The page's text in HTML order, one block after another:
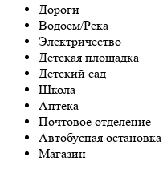
Дороги
Водоем/Река
Электричество
Детская площадка
Детский сад
Школа
Аптека
Почтовое отделение
Автобусная остановка
Магазин